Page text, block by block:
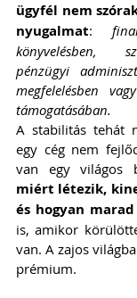
ügyfél nem
nyugalmat:
könyvelésben,
pénzügyi
megfelelésben
támogatásában.
A stabilitás tehát
egy cég nem
miért létezik,
és hogyan
is, amikor
van. A zajos
prémium.